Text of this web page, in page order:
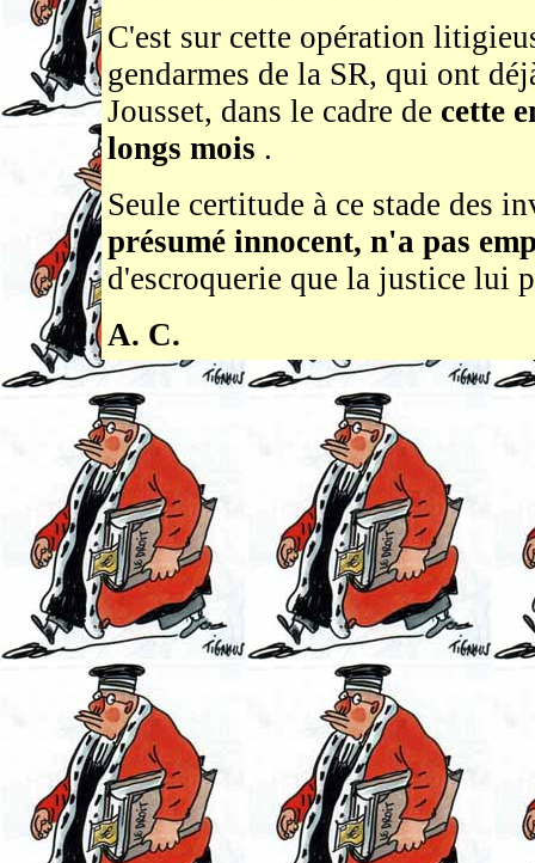
C'est sur cette opération
gendarmes de la SR, qui ont
Jousset, dans le cadre de cette
longs mois .
Seule certitude à ce stade des
présumé innocent, n'a pas
d'escroquerie que la justice lui
A. C.